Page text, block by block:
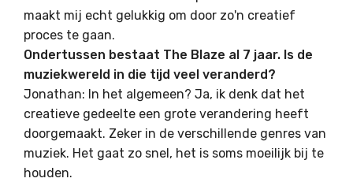
maakt mij echt gelukkig om door zo'n creatief
proces te gaan.
Ondertussen bestaat The Blaze al 7 jaar. Is de
muziekwereld in die tijd veel veranderd?
Jonathan: In het algemeen? Ja, ik denk dat het
creatieve gedeelte een grote verandering heeft
doorgemaakt. Zeker in de verschillende genres van
muziek. Het gaat zo snel, het is soms moeilijk bij te
houden.